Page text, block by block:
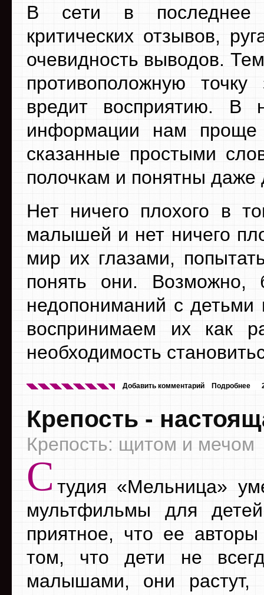
В сети в последнее
критических отзывов,
очевидность выводов.
противоположную точку
вредит восприятию. В
информации нам проще
сказанные простыми
полочкам и понятны
Нет ничего плохого в
малышей и нет ничего
мир их глазами,
понять они. Возможно,
недопониманий с детьми
воспринимаем их как
необходимость
Добавить комментарий Подробнее
Крепость -
Крепость: щитом и мечом
С тудия «Мельница»
мультфильмы для
приятное, что ее
том, что дети не
малышами, они